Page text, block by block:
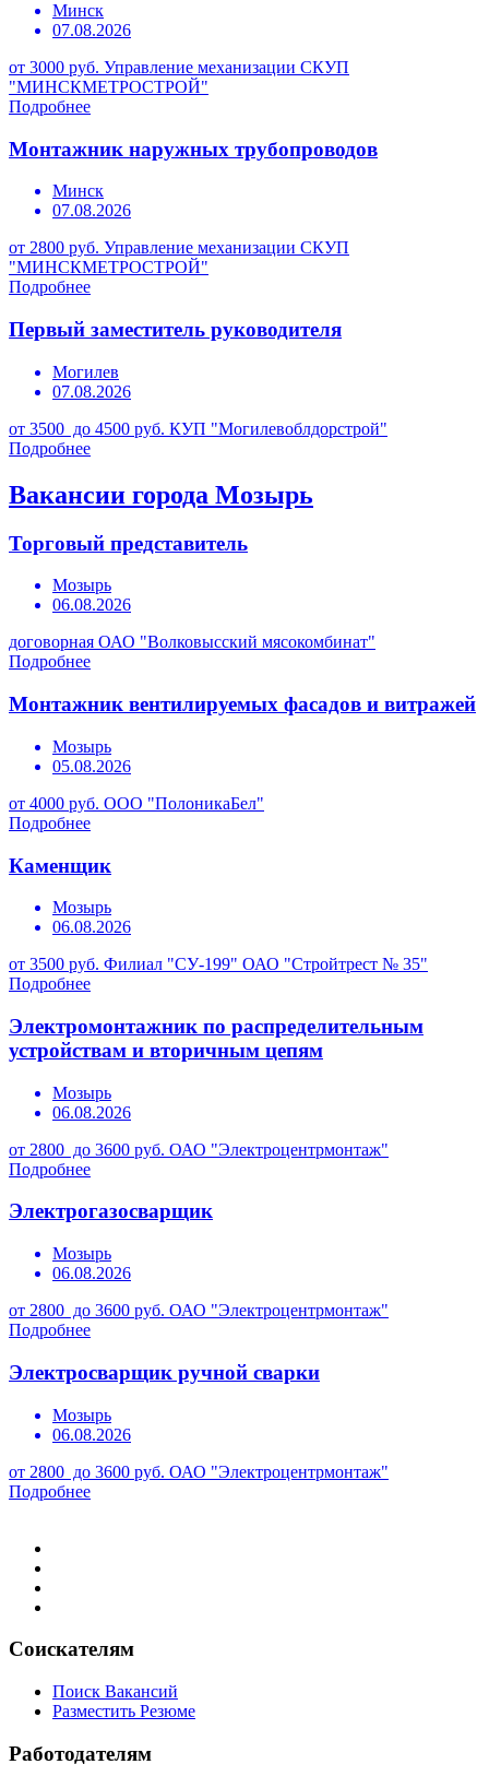
Минск
07.08.2026
от 3000 руб. Управление механизации СКУП
"МИНСКМЕТРОСТРОЙ"
Подробнее
Монтажник наружных трубопроводов
Минск
07.08.2026
от 2800 руб. Управление механизации СКУП
"МИНСКМЕТРОСТРОЙ"
Подробнее
Первый заместитель руководителя
Могилев
07.08.2026
от 3500 до 4500 руб. КУП "Могилевоблдорстрой"
Подробнее
Вакансии города Мозырь
Торговый представитель
Мозырь
06.08.2026
договорная ОАО "Волковысский мясокомбинат"
Подробнее
Монтажник вентилируемых фасадов и витражей
Мозырь
05.08.2026
от 4000 руб. ООО "ПолоникаБел"
Подробнее
Каменщик
Мозырь
06.08.2026
от 3500 руб. Филиал "СУ-199" ОАО "Стройтрест № 35"
Подробнее
Электромонтажник по распределительным
устройствам и вторичным цепям
Мозырь
06.08.2026
от 2800 до 3600 руб. ОАО "Электроцентрмонтаж"
Подробнее
Электрогазосварщик
Мозырь
06.08.2026
от 2800 до 3600 руб. ОАО "Электроцентрмонтаж"
Подробнее
Электросварщик ручной сварки
Мозырь
06.08.2026
от 2800 до 3600 руб. ОАО "Электроцентрмонтаж"
Подробнее
Соискателям
Поиск Вакансий
Разместить Резюме
Работодателям